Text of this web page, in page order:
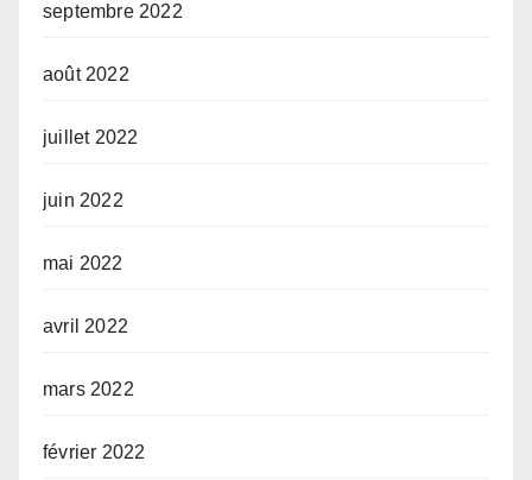
septembre 2022
août 2022
juillet 2022
juin 2022
mai 2022
avril 2022
mars 2022
février 2022